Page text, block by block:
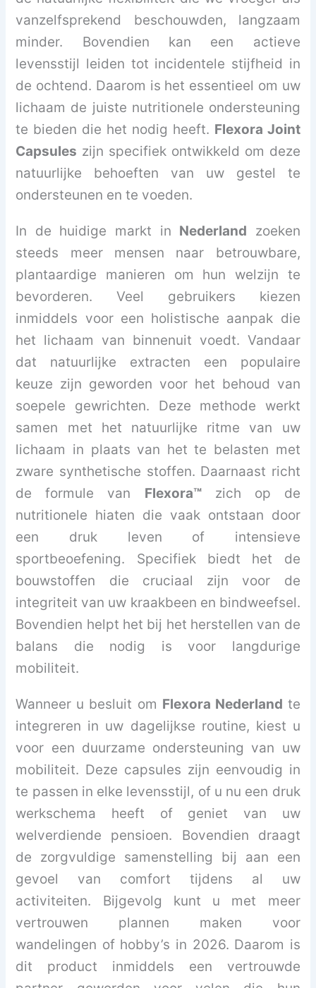
vanzelfsprekend beschouwden, langzaam
minder. Bovendien kan een actieve
levensstijl leiden tot incidentele stijfheid in
de ochtend. Daarom is het essentieel om uw
lichaam de juiste nutritionele ondersteuning
te bieden die het nodig heeft. Flexora Joint
Capsules zijn specifiek ontwikkeld om deze
natuurlijke behoeften van uw gestel te
ondersteunen en te voeden.
In de huidige markt in Nederland zoeken
steeds meer mensen naar betrouwbare,
plantaardige manieren om hun welzijn te
bevorderen. Veel gebruikers kiezen
inmiddels voor een holistische aanpak die
het lichaam van binnenuit voedt. Vandaar
dat natuurlijke extracten een populaire
keuze zijn geworden voor het behoud van
soepele gewrichten. Deze methode werkt
samen met het natuurlijke ritme van uw
lichaam in plaats van het te belasten met
zware synthetische stoffen. Daarnaast richt
de formule van Flexora™zich op de
nutritionele hiaten die vaak ontstaan door
een druk leven of intensieve
sportbeoefening. Specifiek biedt het de
bouwstoffen die cruciaal zijn voor de
integriteit van uw kraakbeen en bindweefsel.
Bovendien helpt het bij het herstellen van de
balans die nodig is voor langdurige
mobiliteit.
Wanneer u besluit om Flexora Nederland te
integreren in uw dagelijkse routine, kiest u
voor een duurzame ondersteuning van uw
mobiliteit. Deze capsules zijn eenvoudig in
te passen in elke levensstijl, of u nu een druk
werkschema heeft of geniet van uw
welverdiende pensioen. Bovendien draagt
de zorgvuldige samenstelling bij aan een
gevoel van comfort tijdens al uw
activiteiten. Bijgevolg kunt u met meer
vertrouwen plannen maken voor
wandelingen of hobby’s in 2026. Daarom is
dit product inmiddels een vertrouwde